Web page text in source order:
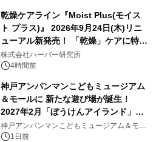
乾燥ケアライン『Moist Plus(モイス
ト プラス)』 2026年9月24日(木)リニ
ューアル新発売！ 「乾燥」ケアに特化
し、ライン使いで潤いに満ちた肌へ
株式会社ハーバー研究所
4時間前
神戸アンパンマンこどもミュージアム
＆モールに 新たな遊び場が誕生！
2027年2月「ぼうけんアイランド」が
オープン
神戸アンパンマンこどもミュージアム＆モー
ル 1日前